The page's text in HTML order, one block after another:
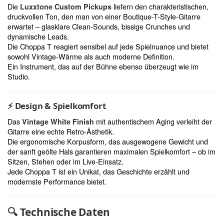
Die Luxxtone Custom Pickups liefern den charakteristischen,
druckvollen Ton, den man von einer Boutique-T-Style-Gitarre
erwartet – glasklare Clean-Sounds, bissige Crunches und
dynamische Leads.
Die Choppa T reagiert sensibel auf jede Spielnuance und bietet
sowohl Vintage-Wärme als auch moderne Definition.
Ein Instrument, das auf der Bühne ebenso überzeugt wie im
Studio.
⚡ Design & Spielkomfort
Das Vintage White Finish mit authentischem Aging verleiht der
Gitarre eine echte Retro-Ästhetik.
Die ergonomische Korpusform, das ausgewogene Gewicht und
der sanft geölte Hals garantieren maximalen Spielkomfort – ob im
Sitzen, Stehen oder im Live-Einsatz.
Jede Choppa T ist ein Unikat, das Geschichte erzählt und
modernste Performance bietet.
🔍Technische Daten